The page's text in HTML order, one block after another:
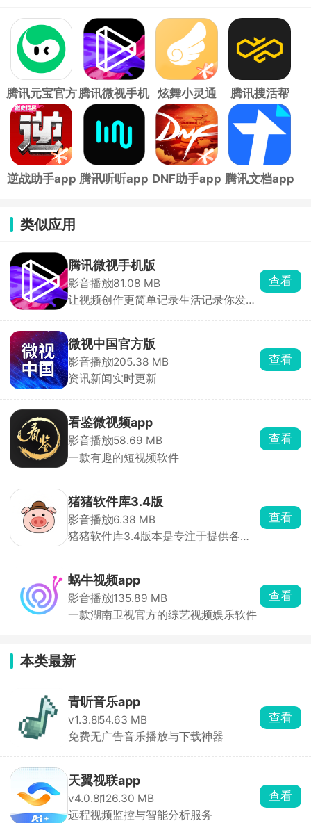
腾讯元宝官方
版
腾讯微视手机 炫舞小灵通
app
腾讯搜活帮
app
逆战助手app 腾讯听听app DNF助手app 腾讯文档app
类似应用
腾讯微视手机版
影音播放81.08 MB
让视频创作更简单记录生活记录你发现
查看
微视中国官方版
影音播放205.38 MB
资讯新闻实时更新
查看
看鉴微视频app
影音播放58.69 MB
一款有趣的短视频软件
查看
猪猪软件库3.4版
影音播放6.38 MB
猪猪软件库3.4版本是专注于提供各种
查看
蜗牛视频app
影音播放135.89 MB
一款湖南卫视官方的综艺视频娱乐软件
查看
本类最新
青听音乐app
v1.3.854.63 MB
免费无广告音乐播放与下载神器
查看
天翼视联app
v4.0.8126.30 MB
远程视频监控与智能分析服务
查看